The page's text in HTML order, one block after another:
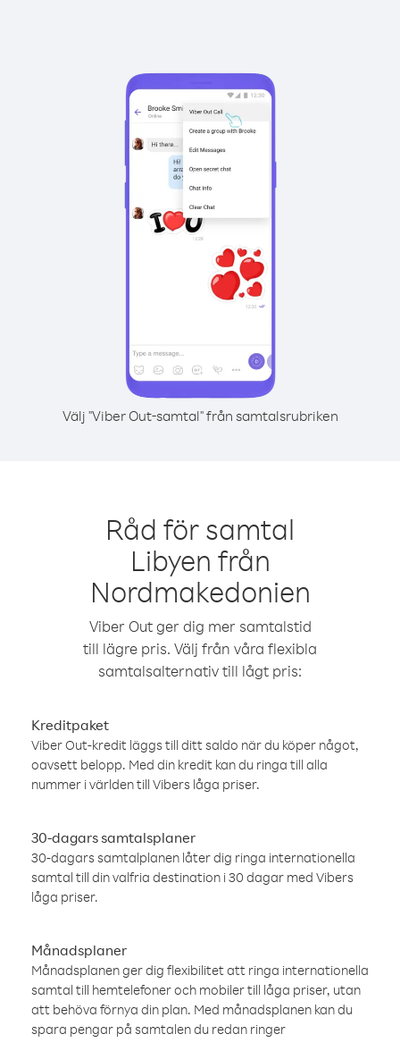
Välj "Viber Out-samtal" från samtalsrubriken
Råd för samtal
Libyen från
Nordmakedonien
Viber Out ger dig mer samtalstid
till lägre pris. Välj från våra flexibla
samtalsalternativ till lågt pris:
Kreditpaket
Viber Out-kredit läggs till ditt saldo när du köper något,
oavsett belopp. Med din kredit kan du ringa till alla
nummer i världen till Vibers låga priser.
30-dagars samtalsplaner
30-dagars samtalplanen låter dig ringa internationella
samtal till din valfria destination i 30 dagar med Vibers
låga priser.
Månadsplaner
Månadsplanen ger dig flexibilitet att ringa internationella
samtal till hemtelefoner och mobiler till låga priser, utan
att behöva förnya din plan. Med månadsplanen kan du
spara pengar på samtalen du redan ringer